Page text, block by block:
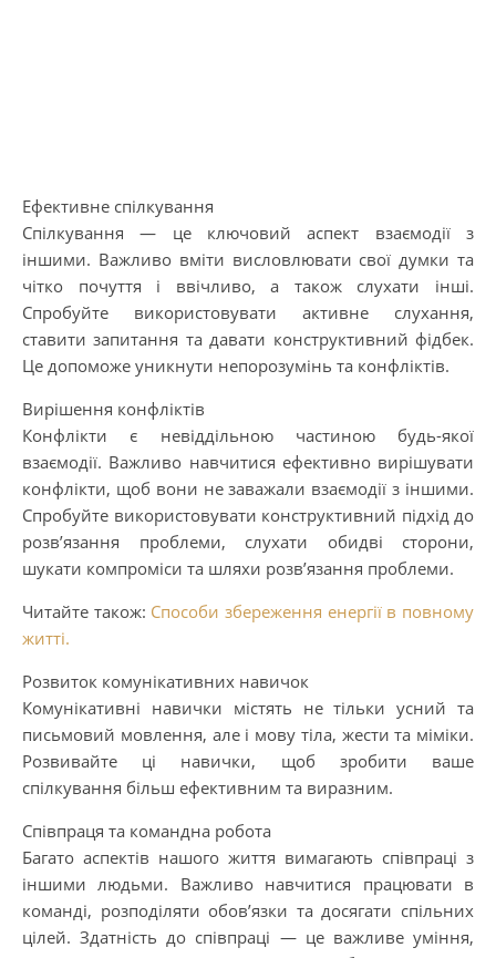
Ефективне спілкування
Спілкування — це ключовий аспект взаємодії з
іншими. Важливо вміти висловлювати свої думки та
чітко почуття і ввічливо, а також слухати інші.
Спробуйте використовувати активне слухання,
ставити запитання та давати конструктивний фідбек.
Це допоможе уникнути непорозумінь та конфліктів.
Вирішення конфліктів
Конфлікти є невіддільною частиною будь-якої
взаємодії. Важливо навчитися ефективно вирішувати
конфлікти, щоб вони не заважали взаємодії з іншими.
Спробуйте використовувати конструктивний підхід до
розв’язання проблеми, слухати обидві сторони,
шукати компроміси та шляхи розв’язання проблеми.
Читайте також: Способи збереження енергії в повному
житті.
Розвиток комунікативних навичок
Комунікативні навички містять не тільки усний та
письмовий мовлення, але і мову тіла, жести та міміки.
Розвивайте ці навички, щоб зробити ваше
спілкування більш ефективним та виразним.
Співпраця та командна робота
Багато аспектів нашого життя вимагають співпраці з
іншими людьми. Важливо навчитися працювати в
команді, розподіляти обов’язки та досягати спільних
цілей. Здатність до співпраці — це важливе уміння,